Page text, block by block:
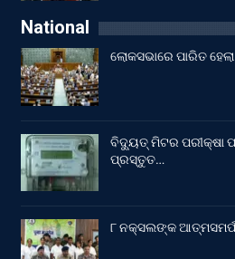
National
ଲୋକସଭାରେ ପାରିତ
ବିଦ୍ୟୁତ୍ ମିଟର ପରୀକ୍ଷା
ପ୍ରସ୍ତୁତ…
୮ ନକ୍ସଲଙ୍କ